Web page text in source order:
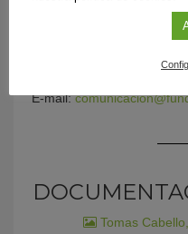
Económica, Industria,
E-mail:
Tomas